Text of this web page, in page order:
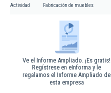
Actividad Fabricación de muebles
Ve el Informe Ampliado. ¡Es gratis!
Regístrese en eInforma y le
regalamos el Informe Ampliado de
esta empresa